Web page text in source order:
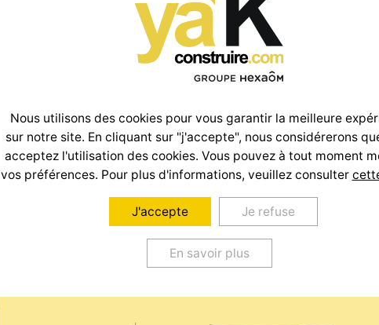
Configurez votre projet
Nous utilisons des cookies pour vous garantir la meilleure
sur notre site. En cliquant sur "j'accepte", nous considérerons
acceptez l'utilisation des cookies. Vous pouvez à tout moment
vos préférences. Pour plus d'informations, veuillez consulter
J'accepte Je refuse
En savoir plus